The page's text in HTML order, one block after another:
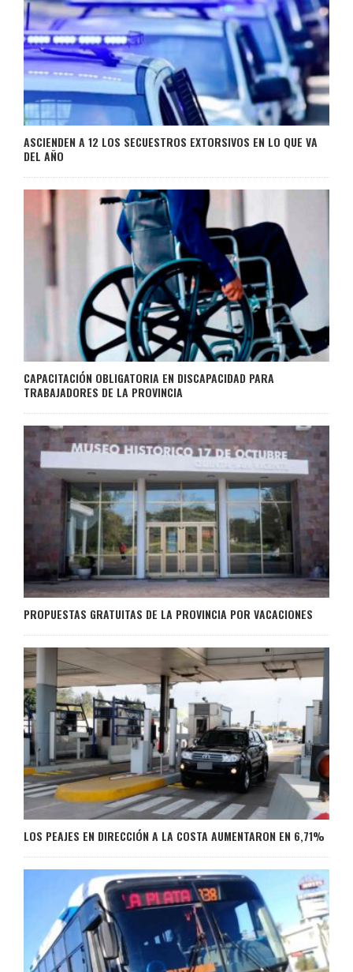
ASCIENDEN A 12 LOS SECUESTROS EXTORSIVOS EN LO QUE VA
DEL AÑO
CAPACITACIÓN OBLIGATORIA EN DISCAPACIDAD PARA
TRABAJADORES DE LA PROVINCIA
PROPUESTAS GRATUITAS DE LA PROVINCIA POR VACACIONES
LOS PEAJES EN DIRECCIÓN A LA COSTA AUMENTARON EN 6,71%